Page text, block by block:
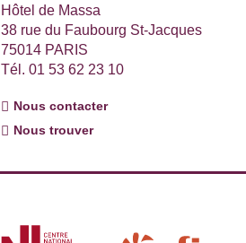
Hôtel de Massa
38 rue du Faubourg St-Jacques
75014 PARIS
Tél. 01 53 62 23 10
Nous contacter
Nous trouver